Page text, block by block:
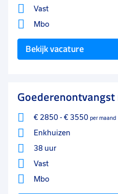
Vast
Mbo
Bekijk vacature
€ 2850- € 3550 per maand
Enkhuizen
38 uur
Vast
Mbo